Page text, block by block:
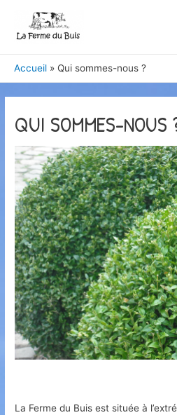
Accueil Qui sommes-nous ?
QUI SOMMES-NOUS
La Ferme du Buis est située à